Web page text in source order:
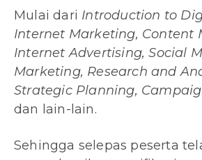
Mulai dari Introduction to
Internet Marketing, Content
Internet Advertising, Social
Marketing, Research and
Strategic Planning,
dan lain-lain.
Sehingga selepas peserta